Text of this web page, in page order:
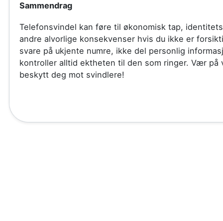
Sammendrag
Telefonsvindel kan føre til økonomisk tap,
andre alvorlige konsekvenser hvis du ikke er
svare på ukjente numre, ikke del personlig
kontroller alltid ektheten til den som ringer. Vær på
beskytt deg mot svindlere!